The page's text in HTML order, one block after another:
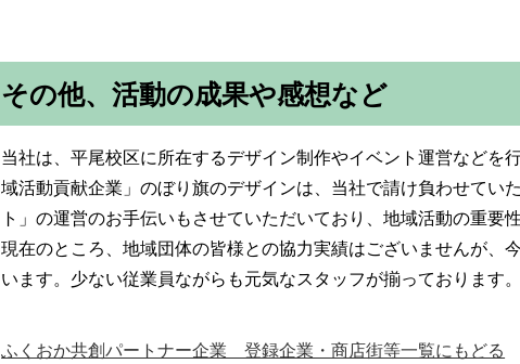
その他、活動の成果や感想など
当社は、平尾校区に所在するデザイン制作やイベント運営など
域活動貢献企業」のぼり旗のデザインは、当社で請け負わせてい
ト」の運営のお手伝いもさせていただいており、地域活動の重要
現在のところ、地域団体の皆様との協力実績はございませんが、
います。少ない従業員ながらも元気なスタッフが揃っております
ふくおか共創パートナー企業 登録企業・商店街等一覧にもどる